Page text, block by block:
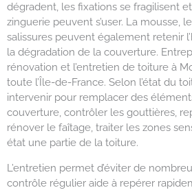
dégradent, les fixations se fragilisent
zinguerie peuvent s’user. La mousse,
salissures peuvent également retenir
la dégradation de la couverture.
rénovation et l’entretien de toiture à
toute l’Île-de-France. Selon l’état du
intervenir pour remplacer des
couverture, contrôler les gouttières,
rénover le faîtage, traiter les zones
état une partie de la toiture.
L’entretien permet d’éviter de
contrôle régulier aide à repérer